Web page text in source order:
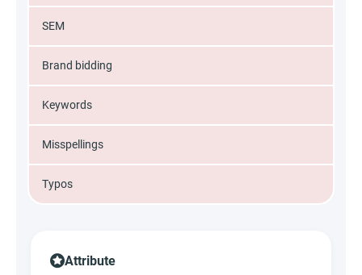
SEM
Brand bidding
Keywords
Misspellings
Typos
Attribute